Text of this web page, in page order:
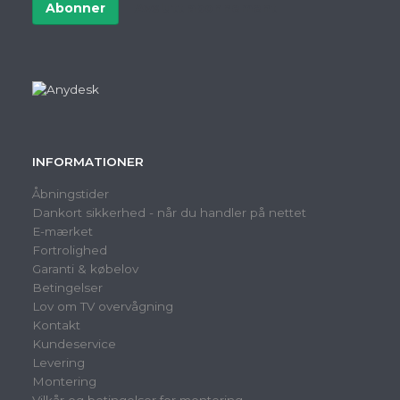
post
Abonner
INFORMATIONER
Åbningstider
Dankort sikkerhed - når du handler på nettet
E-mærket
Fortrolighed
Garanti & købelov
Betingelser
Lov om TV overvågning
Kontakt
Kundeservice
Levering
Montering